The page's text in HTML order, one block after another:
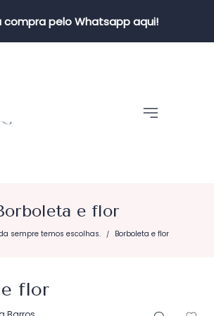
compra pelo Whatsapp aqui!
e flor
sempre temos escolhas. / Borboleta e flor
flor